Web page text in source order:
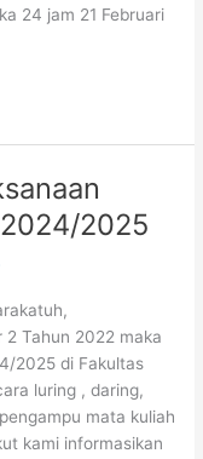
24 jam 21 Februari
2025
2 Tahun 2022 maka
2025 di Fakultas
luring , daring,
mata kuliah
kami informasikan